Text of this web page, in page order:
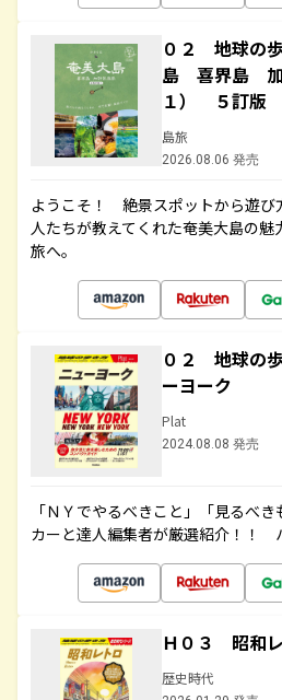
０２ 地球の
島 喜界島 加
１） ５訂版
島旅
2026.08.06 発売
ようこそ！ 絶景スポットから遊び
人たちが教えてくれた奄美大島の
旅へ。
０２ 地球の
ーヨーク
Plat
2024.08.08 発売
「ＮＹでやるべきこと」「見るべ
カーと達人編集者が厳選紹介！！
Ｈ０３ 昭和
歴史時代